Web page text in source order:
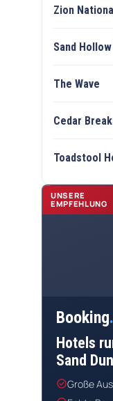
Zion
Sand
The Wave
Cedar
Toadstool
UNSERE
EMPFEHLUNG
Booking
Hotels
Sand
check_circleGroße